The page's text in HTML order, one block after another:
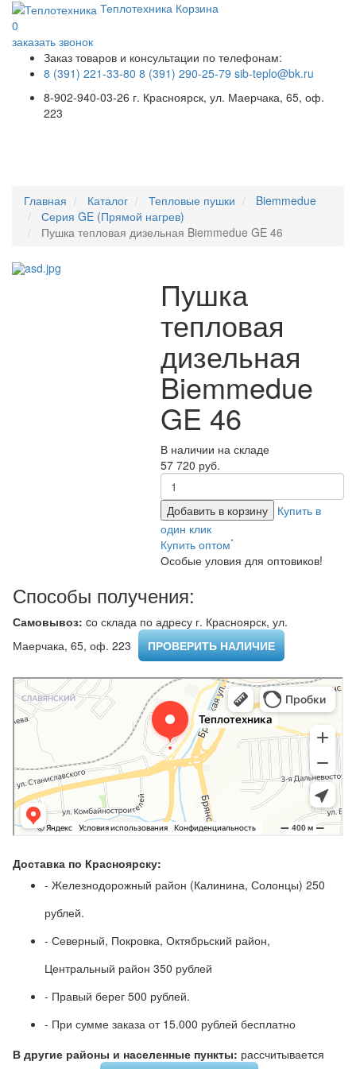
Теплотехника Корзина
0
заказать звонок
Заказ товаров и консультации по телефонам:
8 (391) 221-33-80 8 (391) 290-25-79 sib-teplo@bk.ru
8-902-940-03-26 г. Красноярск, ул. Маерчака, 65, оф.
223
Главная Каталог Тепловые пушки
Biemmedue
Серия GE (Прямой нагрев)
Пушка тепловая дизельная Biemmedue GE 46
Пушка
тепловая
дизельная
Biemmedue
GE 46
В наличии на складе
57 720 руб.
Добавить в корзину
Купить в
один клик
Купить оптом*
Особые уловия для оптовиков!
Способы получения:
Самовывоз: cо склада по адресу г. Красноярск, ул.
Маерчака, 65, оф. 223 ​
ПРОВЕРИТЬ НАЛИЧИЕ
Доставка по Красноярску:
- Железнодорожный район (Калинина, Солонцы) 250
рублей.
- Северный, Покровка, Октябрьский район,
Центральный район 350 рублей
- Правый берег 500 рублей.
- При сумме заказа от 15.000 рублей бесплатно
В другие районы и населенные пункты: рассчитывается